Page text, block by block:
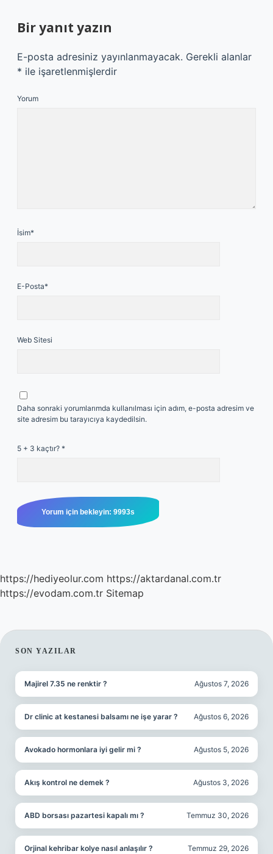
Bir yanıt yazın
E-posta adresiniz yayınlanmayacak. Gerekli alanlar
* ile işaretlenmişlerdir
Yorum
İsim*
E-Posta*
Web Sitesi
Daha sonraki yorumlarımda kullanılması için adım, e-posta adresim ve
site adresim bu tarayıcıya kaydedilsin.
5 + 3 kaçtır? *
https://hediyeolur.com https://aktardanal.com.tr
https://evodam.com.tr Sitemap
SIDEBAR
SON YAZILAR
Majirel 7.35 ne renktir ? Ağustos 7, 2026
Dr clinic at kestanesi balsamı ne işe yarar ? Ağustos 6, 2026
Avokado hormonlara iyi gelir mi ? Ağustos 5, 2026
Akış kontrol ne demek ? Ağustos 3, 2026
ABD borsası pazartesi kapalı mı ? Temmuz 30, 2026
Orjinal kehribar kolye nasıl anlaşılır ? Temmuz 29, 2026